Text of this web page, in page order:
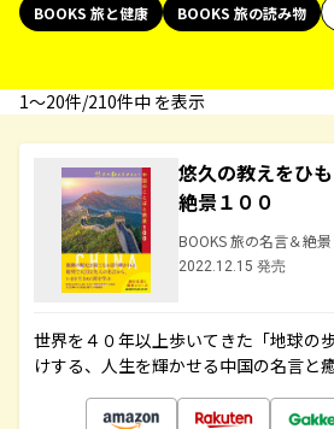
BOOKS 旅と健康
BOOKS 旅の読み物
1〜20件/210件中 を表示
悠久の教えをひ
絶景１００
BOOKS 旅の名言＆絶景
2022.12.15 発売
世界を４０年以上歩いてきた「地球の
けする、人生を輝かせる中国の名言と